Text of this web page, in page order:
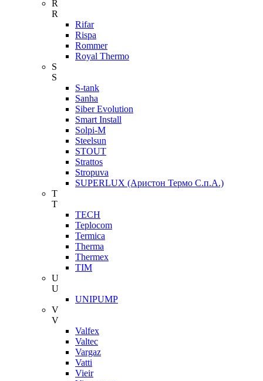
R
R
Rifar
Rispa
Rommer
Royal Thermo
S
S
S-tank
Sanha
Siber Evolution
Smart Install
Solpi-M
Steelsun
STOUT
Strattos
Stropuva
SUPERLUX (Аристон Термо С.п.А.)
T
T
TECH
Teplocom
Termica
Therma
Thermex
TIM
U
U
UNIPUMP
V
V
Valfex
Valtec
Vargaz
Vatti
Vieir